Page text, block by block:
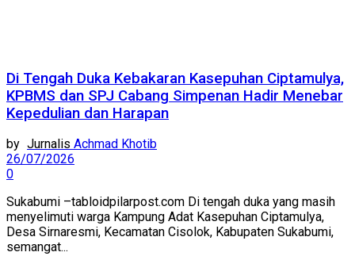
Di Tengah Duka Kebakaran Kasepuhan Ciptamulya,
KPBMS dan SPJ Cabang Simpenan Hadir Menebar
Kepedulian dan Harapan
by
Achmad Khotib
26/07/2026
0
Sukabumi –tabloidpilarpost.com Di tengah duka yang masih
menyelimuti warga Kampung Adat Kasepuhan Ciptamulya,
Desa Sirnaresmi, Kecamatan Cisolok, Kabupaten Sukabumi,
semangat...